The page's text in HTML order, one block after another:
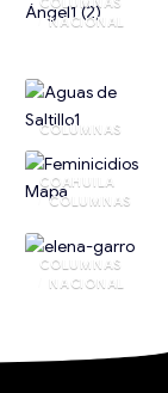
NACIONAL
COAHUILA
NACIONAL